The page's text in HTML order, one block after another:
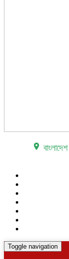
place বাংলাদেশ
Toggle navigation